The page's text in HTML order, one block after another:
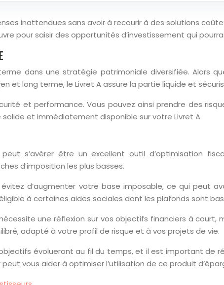
inattendues sans avoir à recourir à des solutions
pour saisir des opportunités d’investissement qui
dans une stratégie patrimoniale diversifiée. Alors
et long terme, le Livret A assure la partie liquide et
et performance. Vous pouvez ainsi prendre des
et immédiatement disponible sur votre Livret A.
s’avérer être un excellent outil d’optimisation
d’imposition les plus basses.
d’augmenter votre base imposable, ce qui peut
à certaines aides sociales dont les plafonds sont
une réflexion sur vos objectifs financiers à court,
adapté à votre profil de risque et à vos projets de vie.
évolueront au fil du temps, et il est important de
vous aider à optimiser l’utilisation de ce produit